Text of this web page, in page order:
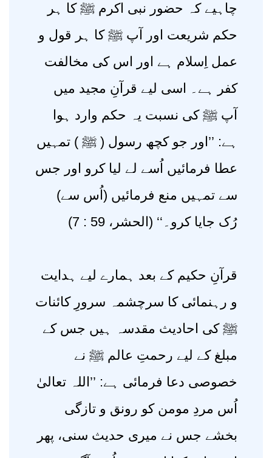
چاہیے کہ حضور نبی اکرم ﷺ کا ہر
حکم شریعت اور آپ ﷺ کا ہر قول و
عمل اِسلام ہے اور اس کی مخالفت
کفر ہے۔ اسی لیے قرآنِ مجید میں
آپ ﷺ کی نسبت یہ حکم وارد ہوا
ہے: ’’اور جو کچھ رسول ( ﷺ ) تمہیں
عطا فرمائیں اُسے لے لیا کرو اور جس
سے تمہیں منع فرمائیں (اُس سے)
رُک جایا کرو۔‘‘ (الحشر، 59 : 7)
قرآنِ حکیم کے بعد ہمارے لیے ہدایت
و رہنمائی کا سرچشمہ سرورِ کائنات
ﷺ کی احادیث مقدسہ ہیں جس کے
مبلغ کے لیے رحمتِ عالم ﷺ نے
خصوصی دعا فرمائی ہے: ’’اللہ تعالیٰ
اُس مردِ مومن کو رونق و تازگی
بخشے جس نے میری حدیث سنی، پھر